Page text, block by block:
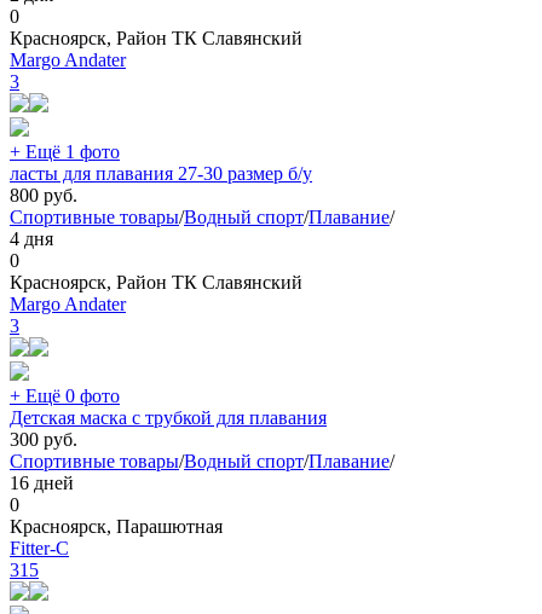
0
Красноярск, Район ТК Славянский
Margo Andater
3
+ Ещё 1 фото
ласты для плавания 27-30 размер б/у
800 руб.
Спортивные товары/Водный спорт/Плавание/
4 дня
0
Красноярск, Район ТК Славянский
Margo Andater
3
+ Ещё 0 фото
Детская маска с трубкой для плавания
300 руб.
Спортивные товары/Водный спорт/Плавание/
16 дней
0
Красноярск, Парашютная
Fitter-C
315